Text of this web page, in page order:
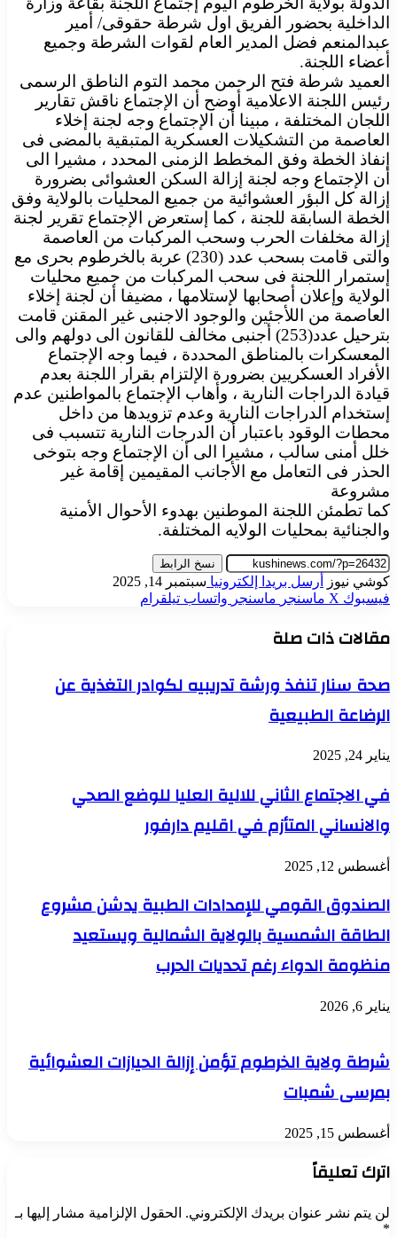
الداخلية بحضور الفريق اول شرطة حقوقى/ أمير
عبدالمنعم فضل المدير العام لقوات الشرطة وجميع
أعضاء اللجنة.
العميد شرطة فتح الرحمن محمد التوم الناطق الرسمى
رئيس اللجنة الاعلامية أوضح أن الإجتماع ناقش تقارير
اللجان المختلفة ، مبينا أن الإجتماع وجه لجنة إخلاء
العاصمة من التشكيلات العسكرية المتبقية بالمضى فى
إنفاذ الخطة وفق المخطط الزمنى المحدد ، مشيرا الى
أن الإجتماع وجه لجنة إزالة السكن العشوائى بضرورة
إزالة كل البؤر العشوائية من جميع المحليات بالولاية وفق
الخطة السابقة للجنة ، كما إستعرض الإجتماع تقرير لجنة
إزالة مخلفات الحرب وسحب المركبات من العاصمة
والتى قامت بسحب عدد (230) عربة بالخرطوم بحرى مع
إستمرار اللجنة فى سحب المركبات من جميع محليات
الولاية وإعلان أصحابها لإستلامها ، مضيفا أن لجنة إخلاء
العاصمة من اللأجئين والوجود الاجنبى غير المقنن قامت
بترحيل عدد(253) أجنبى مخالف للقانون الى دولهم والى
المعسكرات بالمناطق المحددة ، فيما وجه الإجتماع
الأفراد العسكريين بضرورة الإلتزام بقرار اللجنة بعدم
قيادة الدراجات النارية ، وأهاب الإجتماع بالمواطنين عدم
إستخدام الدراجات النارية وعدم تزويدها من داخل
محطات الوقود باعتبار أن الدرجات النارية تتسبب فى
خلل أمنى سالب ، مشيرا الى أن الإجتماع وجه بتوخى
الحذر فى التعامل مع الأجانب المقيمين إقامة غير
مشروعة
كما تطمئن اللجنة الموطنين بهدوء الأحوال الأمنية
والجنائية بمحليات الولايه المختلفة.
نسخ الرابط
كوشي نيوز أرسل بريدا إلكترونيا سبتمبر 14, 2025
فيسبوك ‫X ماسنجر ماسنجر واتساب تيلقرام
مقالات ذات صلة
صحة سنار تنفذ ورشة تدريبيه لكوادر التغذية عن
الرضاعة الطبيعية
يناير 24, 2025
في الاجتماع الثاني للالية العليا للوضع الصحي
والانساني المتأزم في اقليم دارفور
أغسطس 12, 2025
الصندوق القومي للإمدادات الطبية يدشن مشروع
الطاقة الشمسية بالولاية الشمالية ويستعيد
منظومة الدواء رغم تحديات الحرب
يناير 6, 2026
شرطة ولاية الخرطوم تؤمن إزالة الحيازات العشوائية
بمرسى شمبات
أغسطس 15, 2025
اترك تعليقاً
لن يتم نشر عنوان بريدك الإلكتروني. الحقول الإلزامية مشار إليها بـ
*